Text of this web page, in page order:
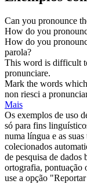
Can you pronounce
How do you
How do you
parola?
This word is difficult
pronunciare.
Mark the words
non riesci a
Mais
Os exemplos de uso
só para fins
numa língua e as
colecionados
de pesquisa de
ortografia, pontuação
use a opção